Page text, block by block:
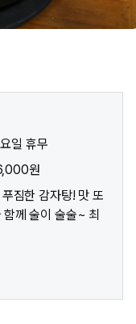
일 휴무
원
짐한 감자탕! 맛 또
께 술이 술술~ 최